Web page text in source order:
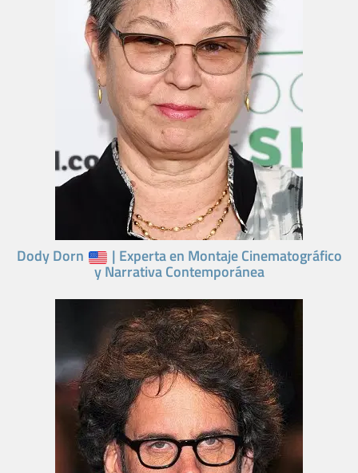
Dody Dorn | Experta en Montaje Cinematográfico
y Narrativa Contemporánea